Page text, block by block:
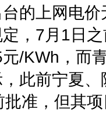
的上网电
，7月1日
/KWh，而
此前宁夏
准，但其